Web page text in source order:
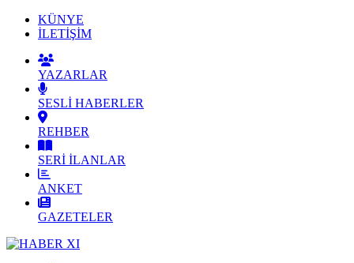
KÜNYE
İLETİŞİM
YAZARLAR
SESLİ HABERLER
REHBER
SERİ İLANLAR
ANKET
GAZETELER